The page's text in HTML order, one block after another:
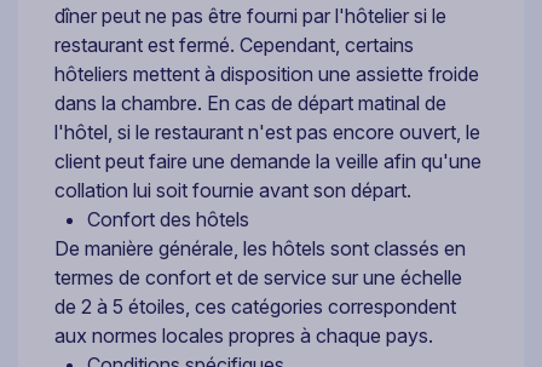
dîner peut ne pas être fourni par l'hôtelier si le
restaurant est fermé. Cependant, certains
hôteliers mettent à disposition une assiette froide
dans la chambre. En cas de départ matinal de
l'hôtel, si le restaurant n'est pas encore ouvert, le
client peut faire une demande la veille afin qu'une
collation lui soit fournie avant son départ.
Confort des hôtels
De manière générale, les hôtels sont classés en
termes de confort et de service sur une échelle
de 2 à 5 étoiles, ces catégories correspondent
aux normes locales propres à chaque pays.